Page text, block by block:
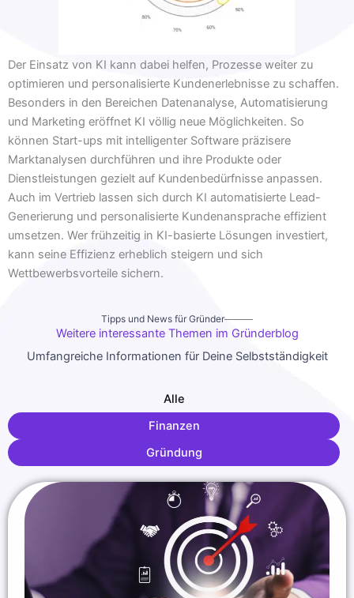
Der Einsatz von KI kann dabei helfen, Prozesse weiter zu
optimieren und personalisierte Kundenerlebnisse zu schaffen.
Besonders in den Bereichen Datenanalyse, Automatisierung
und Marketing eröffnet KI völlig neue Möglichkeiten. So
können Start-ups mit intelligenter Software präzisere
Marktanalysen durchführen und ihre Produkte oder
Dienstleistungen gezielt auf Kundenbedürfnisse anpassen.
Auch im Vertrieb lassen sich durch KI automatisierte Lead-
Generierung und personalisierte Kundenansprache effizient
umsetzen. Wer frühzeitig in KI-basierte Lösungen investiert,
kann seine Effizienz erheblich steigern und sich
Wettbewerbsvorteile sichern.
Tipps und News für Gründer
Weitere interessante Themen im Gründerblog
Umfangreiche Informationen für Deine Selbstständigkeit
Finanzen
Gründung
Alle